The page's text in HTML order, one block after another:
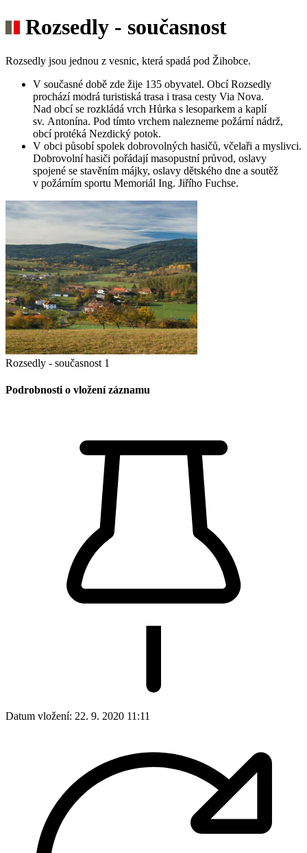
Rozsedly - současnost
Rozsedly jsou jednou z vesnic, která spadá pod Žihobce.
V současné době zde žije 135 obyvatel. Obcí Rozsedly
prochází modrá turistiská trasa i trasa cesty Via Nova.
Nad obcí se rozkládá vrch Hůrka s lesoparkem a kaplí
sv. Antonína. Pod tímto vrchem nalezneme požární nádrž,
obcí protéká Nezdický potok.
V obci působí spolek dobrovolných hasičů, včelaři a myslivci.
Dobrovolní hasiči pořádají masopustní průvod, oslavy
spojené se stavěním májky, oslavy dětského dne a soutěž
v požárním sportu Memoriál Ing. Jiřího Fuchse.
Rozsedly - současnost 1
Podrobnosti o vložení záznamu
Datum vložení: 22. 9. 2020 11:11